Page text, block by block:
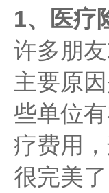
1、医疗
许多朋
主要原
些单位
疗费用
很完美了